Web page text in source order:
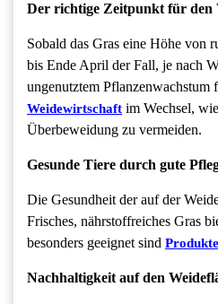
Der richtige Zeitpunkt für den
Sobald das Gras eine Höhe von
bis Ende April der Fall, je nach
ungenutztem
Weidewirtschaft im Wechsel,
Überbeweidung zu vermeiden.
Gesunde Tiere durch gute
Die Gesundheit der auf der
Frisches, nährstoffreiches Gras
besonders geeignet sind
Nachhaltigkeit auf den